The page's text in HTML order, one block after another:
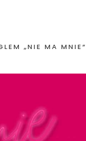
„NIE MA MNIE”